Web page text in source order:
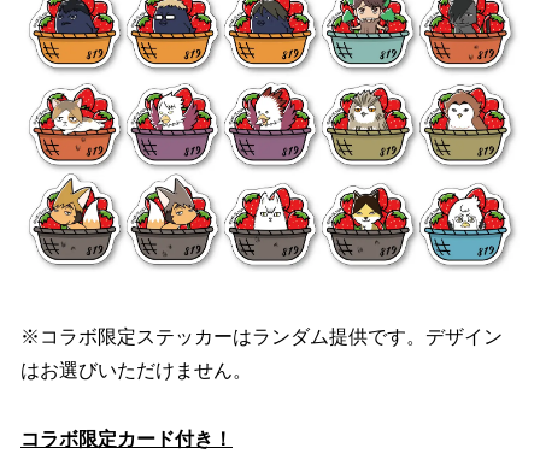
※コラボ限定ステッカーはランダム提供です。デザイン
はお選びいただけません。
コラボ限定カード付き！